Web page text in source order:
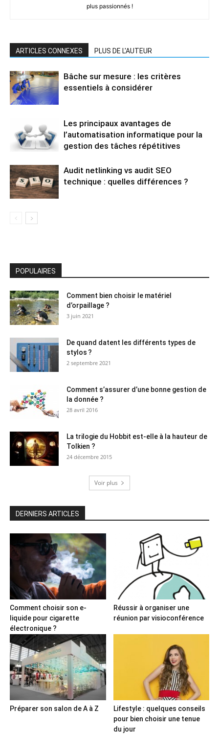
plus passionnés !
ARTICLES CONNEXES PLUS DE L'AUTEUR
Bâche sur mesure : les critères
essentiels à considérer
Les principaux avantages de
l’automatisation informatique pour la
gestion des tâches répétitives
Audit netlinking vs audit SEO
technique : quelles différences ?
POPULAIRES
Comment bien choisir le matériel
d’orpaillage ?
3 juin 2021
De quand datent les différents types de
stylos ?
2 septembre 2021
Comment s’assurer d’une bonne gestion de
la donnée ?
28 avril 2016
La trilogie du Hobbit est-elle à la hauteur de
Tolkien ?
24 décembre 2015
Voir plus
DERNIERS ARTICLES
Comment choisir son e-
liquide pour cigarette
électronique ?
Réussir à organiser une
réunion par visioconférence
Préparer son salon de A à Z
Lifestyle : quelques conseils
pour bien choisir une tenue
du jour